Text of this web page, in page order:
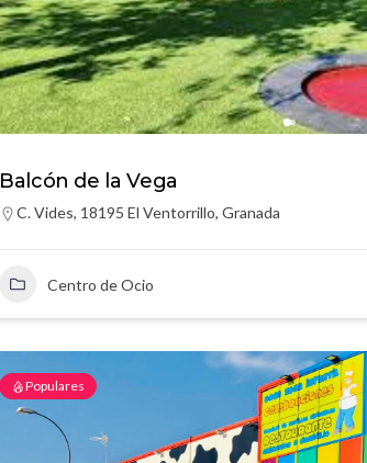
Balcón de la Vega
C. Vides, 18195 El Ventorrillo, Granada
Centro de Ocio
Populares